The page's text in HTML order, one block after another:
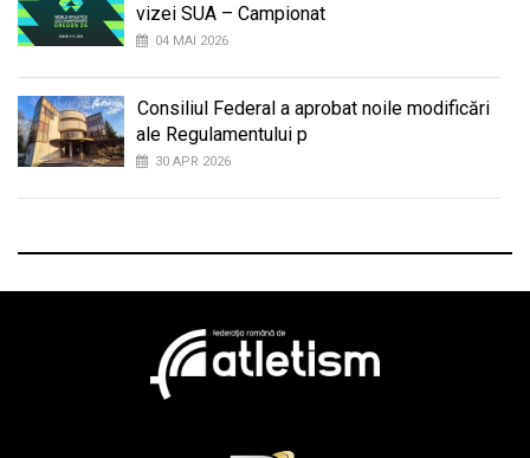
vizei SUA – Campionat
04 MAI 2026
Consiliul Federal a aprobat noile modificări
ale Regulamentului p
30 APR 2026